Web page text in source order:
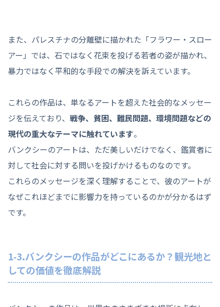
また、パレスチナの分離壁に描かれた「フラワー・スロー
アー」では、石ではなく花束を投げる若者の姿が描かれ、
暴力ではなく平和的な手段での解決を訴えています。
これらの作品は、単なるアートを超えた社会的なメッセー
ジを伝えており、 戦争、貧困、難民問題、環境問題などの
現代の重大なテーマに触れています。
バンクシーのアートは、ただ美しいだけでなく、鑑賞者に
対して社会に対する問いを投げかけるものなのです。
これらのメッセージを深く理解することで、彼のアートが
なぜこれほどまでに影響力を持っているのかが分かるはず
です。
1-3.バンクシーの作品がどこにあるか？観光地と
しての価値を徹底解説